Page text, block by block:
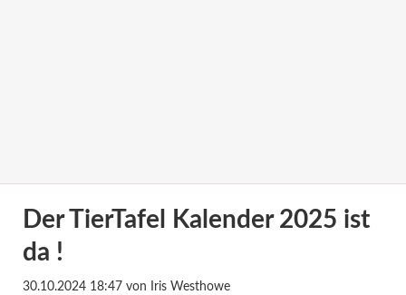
Der TierTafel Kalender 2025 ist
da !
30.10.2024 18:47 von Iris Westhowe